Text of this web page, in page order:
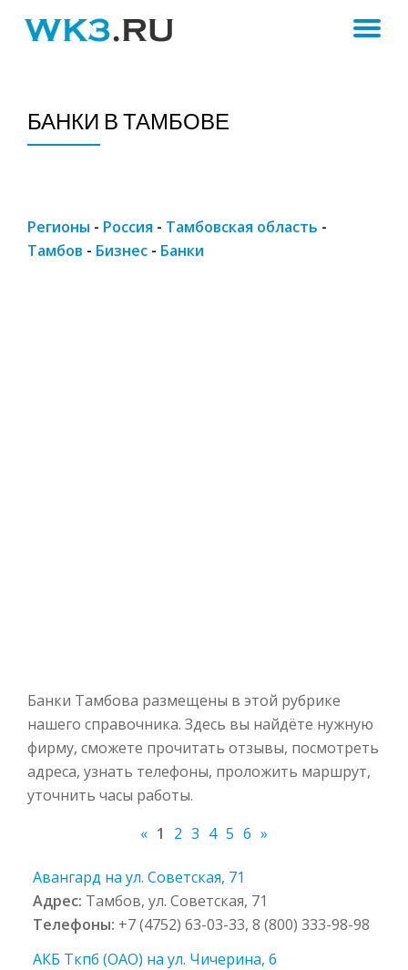
БАНКИ В ТАМБОВЕ
Регионы - Россия - Тамбовская область -
Тамбов - Бизнес - Банки
Банки Тамбова размещены в этой рубрике
нашего справочника. Здесь вы найдёте нужную
фирму, сможете прочитать отзывы, посмотреть
адреса, узнать телефоны, проложить маршрут,
уточнить часы работы.
« 1 2 3 4 5 6 »
Авангард на ул. Советская, 71
Адрес: Тамбов, ул. Советская, 71
Телефоны: +7 (4752) 63-03-33, 8 (800) 333-98-98
АКБ Ткпб (ОАО) на ул. Чичерина, 6